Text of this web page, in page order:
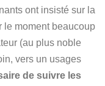
ont insisté sur la
le moment beaucoup
(au plus noble
vers un usages
de suivre les